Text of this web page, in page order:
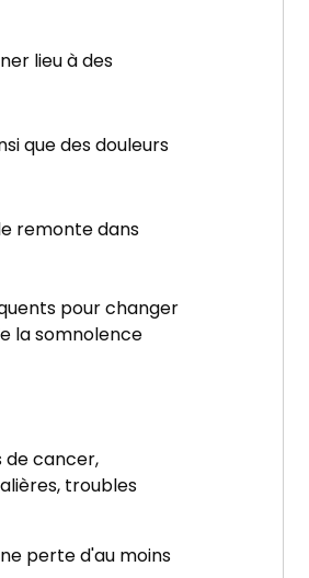
lieu à des
que des douleurs
remonte dans
pour changer
la somnolence
cancer,
troubles
perte d'au moins